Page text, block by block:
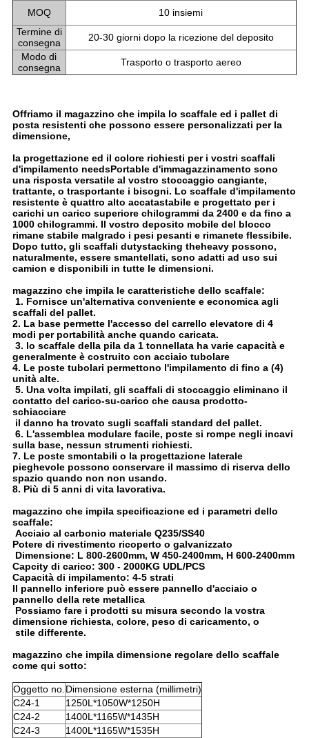
MOQ
10 insiemi
Termine di
consegna
20-30 giorni dopo la ricezione del deposito
Modo di
consegna
Trasporto o trasporto aereo
Offriamo il magazzino che impila lo scaffale ed i pallet di
posta resistenti che possono essere personalizzati per la
dimensione,
la progettazione ed il colore richiesti per i vostri scaffali
d'impilamento needsPortable d'immagazzinamento sono
una risposta versatile al vostro stoccaggio cangiante,
trattante, o trasportante i bisogni. Lo scaffale d'impilamento
resistente è quattro alto accatastabile e progettato per i
carichi un carico superiore chilogrammi da 2400 e da fino a
1000 chilogrammi. Il vostro deposito mobile del blocco
rimane stabile malgrado i pesi pesanti e rimanete flessibile.
Dopo tutto, gli scaffali dutystacking theheavy possono,
naturalmente, essere smantellati, sono adatti ad uso sui
camion e disponibili in tutte le dimensioni.
magazzino che impila le caratteristiche dello scaffale:
1. Fornisce un'alternativa conveniente e economica agli
scaffali del pallet.
2. La base permette l'accesso del carrello elevatore di 4
modi per portabilità anche quando caricata.
3. lo scaffale della pila da 1 tonnellata ha varie capacità e
generalmente è costruito con acciaio tubolare
4. Le poste tubolari permettono l'impilamento di fino a (4)
unità alte.
5. Una volta impilati, gli scaffali di stoccaggio eliminano il
contatto del carico-su-carico che causa prodotto-
schiacciare
il danno ha trovato sugli scaffali standard del pallet.
6. L'assemblea modulare facile, poste si rompe negli incavi
sulla base, nessun strumenti richiesti.
7. Le poste smontabili o la progettazione laterale
pieghevole possono conservare il massimo di riserva dello
spazio quando non non usando.
8. Più di 5 anni di vita lavorativa.
magazzino che impila specificazione ed i parametri dello
scaffale:
Acciaio al carbonio materiale Q235/SS40
Potere di rivestimento ricoperto o galvanizzato
Dimensione: L 800-2600mm, W 450-2400mm, H 600-2400mm
Capcity di carico: 300 - 2000KG UDL/PCS
Capacità di impilamento: 4-5 strati
Il pannello inferiore può essere pannello d'acciaio o
pannello della rete metallica
Possiamo fare i prodotti su misura secondo la vostra
dimensione richiesta, colore, peso di caricamento, o
stile differente.
magazzino che impila dimensione regolare dello scaffale
come qui sotto:
Oggetto no.Dimensione esterna (millimetri)
C24-1
1250L*1050W*1250H
C24-2
1400L*1165W*1435H
C24-3
1400L*1165W*1535H